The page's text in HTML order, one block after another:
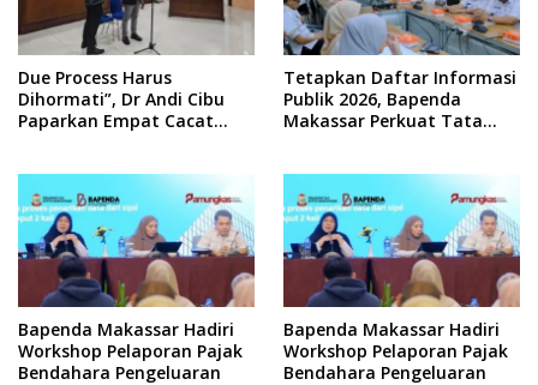
Due Process Harus
Dihormati”, Dr Andi Cibu
Paparkan Empat Cacat
Tetapkan Daftar Informasi
Publik 2026, Bapenda
Makassar Perkuat Tata
Bapenda Makassar Hadiri
Workshop Pelaporan Pajak
Bendahara Pengeluaran
Bapenda Makassar Hadiri
Workshop Pelaporan Pajak
Bendahara Pengeluaran